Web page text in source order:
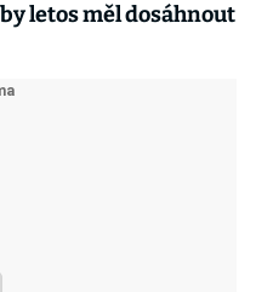
letos měl dosáhnout